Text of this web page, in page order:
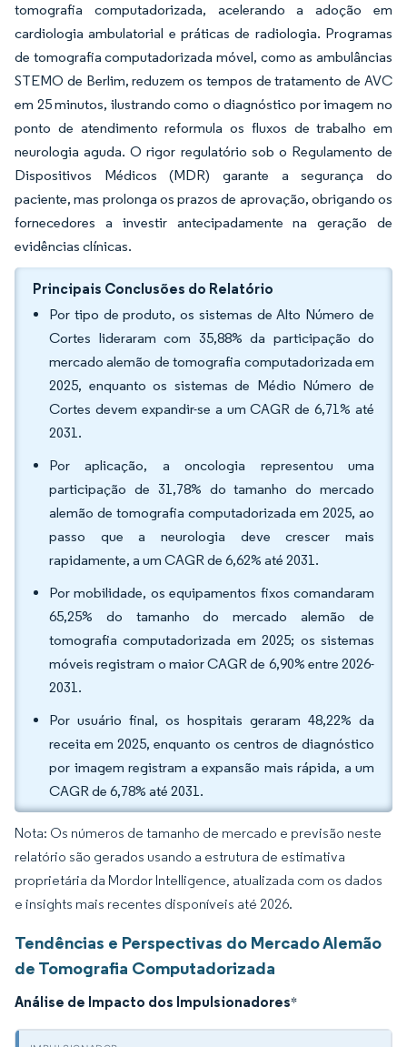
tomografia computadorizada, acelerando a adoção em
cardiologia ambulatorial e práticas de radiologia. Programas
de tomografia computadorizada móvel, como as ambulâncias
STEMO de Berlim, reduzem os tempos de tratamento de AVC
em 25 minutos, ilustrando como o diagnóstico por imagem no
ponto de atendimento reformula os fluxos de trabalho em
neurologia aguda. O rigor regulatório sob o Regulamento de
Dispositivos Médicos (MDR) garante a segurança do
paciente, mas prolonga os prazos de aprovação, obrigando os
fornecedores a investir antecipadamente na geração de
evidências clínicas.
Principais Conclusões do Relatório
Por tipo de produto, os sistemas de Alto Número de
Cortes lideraram com 35,88% da participação do
mercado alemão de tomografia computadorizada em
2025, enquanto os sistemas de Médio Número de
Cortes devem expandir-se a um CAGR de 6,71% até
2031.
Por aplicação, a oncologia representou uma
participação de 31,78% do tamanho do mercado
alemão de tomografia computadorizada em 2025, ao
passo que a neurologia deve crescer mais
rapidamente, a um CAGR de 6,62% até 2031.
Por mobilidade, os equipamentos fixos comandaram
65,25% do tamanho do mercado alemão de
tomografia computadorizada em 2025; os sistemas
móveis registram o maior CAGR de 6,90% entre 2026-
2031.
Por usuário final, os hospitais geraram 48,22% da
receita em 2025, enquanto os centros de diagnóstico
por imagem registram a expansão mais rápida, a um
CAGR de 6,78% até 2031.
Nota: Os números de tamanho de mercado e previsão neste
relatório são gerados usando a estrutura de estimativa
proprietária da Mordor Intelligence, atualizada com os dados
e insights mais recentes disponíveis até 2026.
Tendências e Perspectivas do Mercado Alemão
de Tomografia Computadorizada
Análise de Impacto dos Impulsionadores*